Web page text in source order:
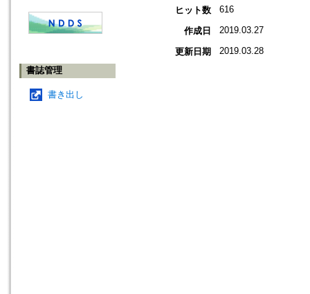
書誌管理
書き出し
ヒット数
616
作成日 2019.03.27
更新日期 2019.03.28